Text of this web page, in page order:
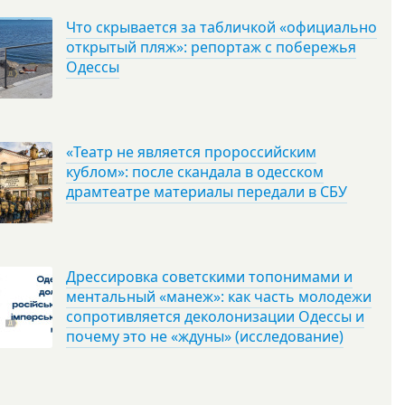
Что скрывается за табличкой «официально
открытый пляж»: репортаж с побережья
Одессы
«Театр не является пророссийским
кублом»: после скандала в одесском
драмтеатре материалы передали в СБУ
Дрессировка советскими топонимами и
ментальный «манеж»: как часть молодежи
сопротивляется деколонизации Одессы и
почему это не «ждуны» (исследование)